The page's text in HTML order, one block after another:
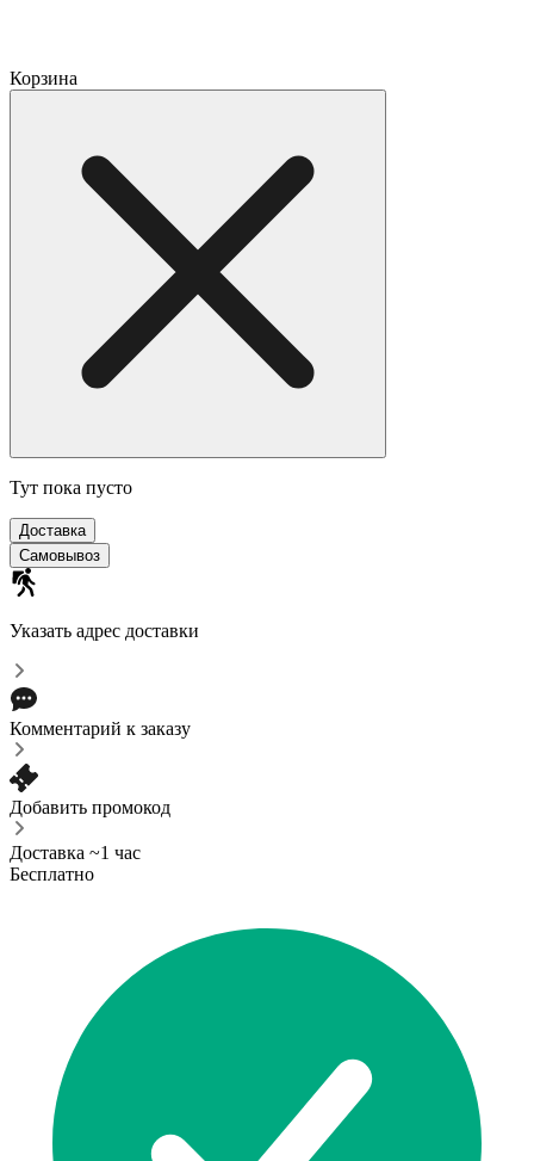
Корзина
Тут пока пусто
Доставка
Самовывоз
Указать адрес доставки
Комментарий к заказу
Добавить промокод
Доставка ~1 час
Бесплатно